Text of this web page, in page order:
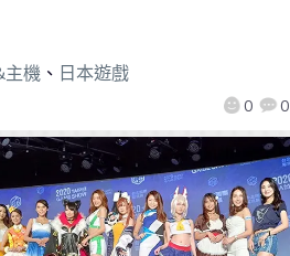
0 0
主機、 日本遊戲